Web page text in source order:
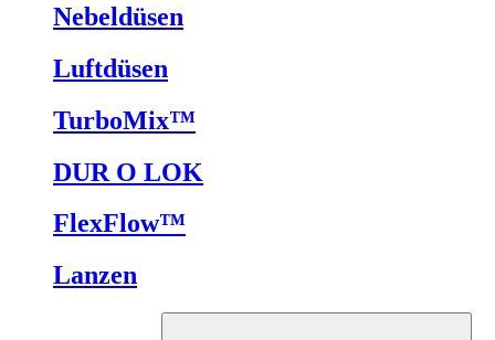
Nebeldüsen
Luftdüsen
TurboMix™
DUR O LOK
FlexFlow™
Lanzen